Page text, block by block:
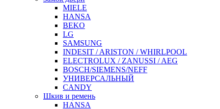
MIELE
HANSA
BEKO
LG
SAMSUNG
INDESIT / ARISTON / WHIRLPOOL
ELECTROLUX / ZANUSSI / AEG
BOSCH/SIEMENS/NEFF
УНИВЕРСАЛЬНЫЙ
CANDY
Шкив и ремень
HANSA